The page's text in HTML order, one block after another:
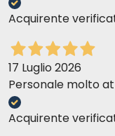
Acquirente
17 Luglio 2026
Personale molto
Acquirente